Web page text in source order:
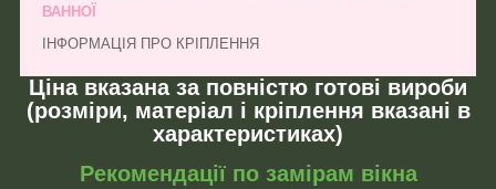
ВАННОЇ
ІНФОРМАЦІЯ ПРО КРІПЛЕННЯ
Ціна вказана за повністю готові вироби
(розміри, матеріал і кріплення вказані в
характеристиках)
Рекомендації по замірам вікна